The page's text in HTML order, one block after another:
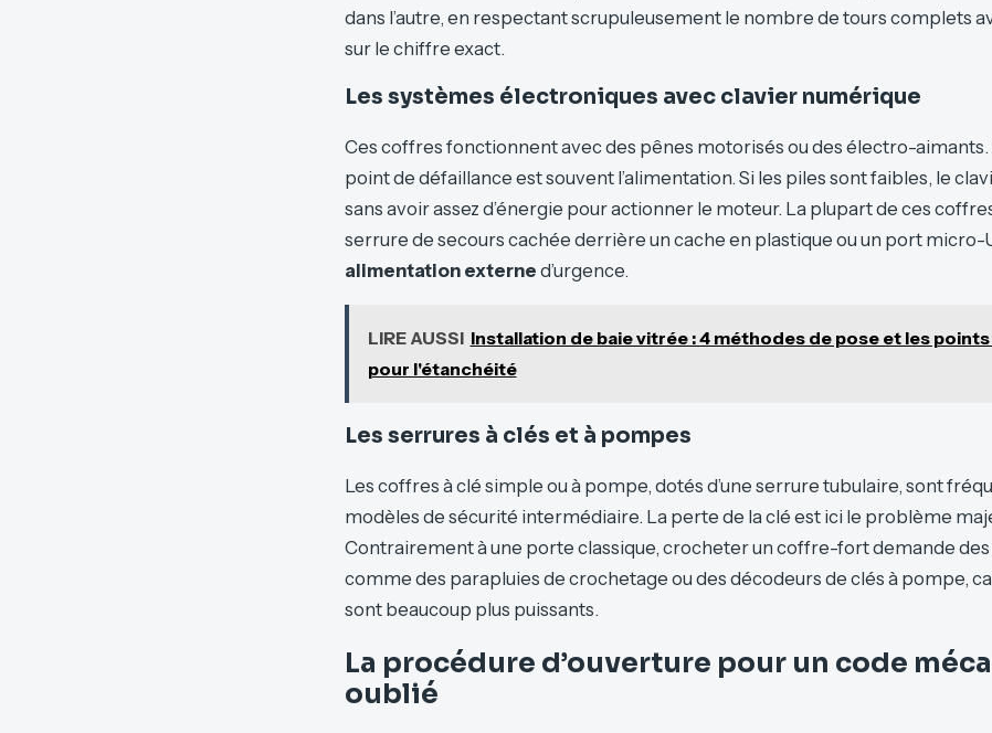
dans l’autre, en respectant scrupuleusement le nombre de tours complets
sur le chiffre exact.
Les systèmes électroniques avec clavier numérique
Ces coffres fonctionnent avec des pênes motorisés ou des électro-
point de défaillance est souvent l’alimentation. Si les piles sont faibles, le
sans avoir assez d’énergie pour actionner le moteur. La plupart de ces
serrure de secours cachée derrière un cache en plastique ou un port micro-
alimentation externe d’urgence.
LIRE AUSSI Installation de baie vitrée : 4 méthodes de pose et les
pour l'étanchéité
Les serrures à clés et à pompes
Les coffres à clé simple ou à pompe, dotés d’une serrure tubulaire, sont
modèles de sécurité intermédiaire. La perte de la clé est ici le problème
Contrairement à une porte classique, crocheter un coffre-fort demande
comme des parapluies de crochetage ou des décodeurs de clés à pompe,
sont beaucoup plus puissants.
La procédure d’ouverture pour un code
oublié